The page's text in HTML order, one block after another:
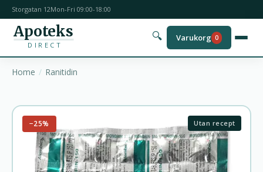
Storgatan 12Mon-Fri 09:00-18:00
Apoteks
DIRECT
🔍 Varukorg 0
Home Ranitidin
−25% Utan recept